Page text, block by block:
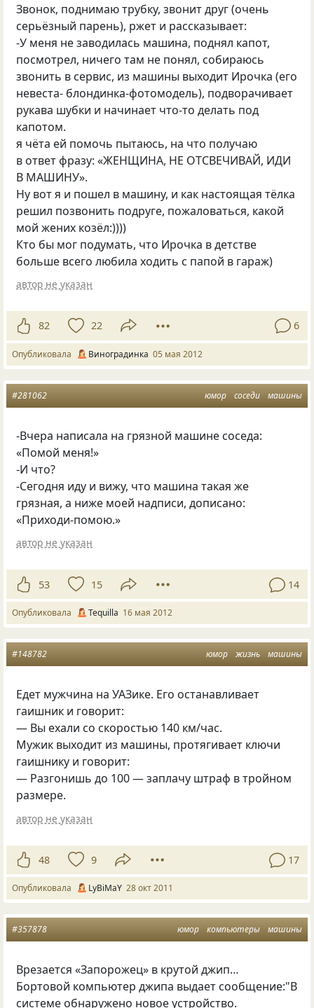
Звонок, поднимаю трубку, звонит друг(очень
серьёзный парень), ржет и рассказывает:
-У меня не заводилась машина, поднял капот,
посмотрел, ничего там не понял, собираюсь
звонить в сервис, из машины выходит Ирочка (его
невеста- блондинка-фотомодель), подворачивает
рукава шубки и начинает что-то делать под
капотом.
я чёта ей помочь пытаюсь, на что получаю
в ответ фразу: «ЖЕНЩИНА, НЕ ОТСВЕЧИВАЙ, ИДИ
В МАШИНУ».
Ну вот я и пошел в машину, и как настоящая тёлка
решил позвонить подруге, пожаловаться, какой
мой жених козёл:))))
Кто бы мог подумать, что Ирочка в детстве
больше всего любила ходить с папой в гараж)
автор не указан
82 22 6
Опубликовала Виноградинка 05 мая 2012
юмор соседи машины
#281062
-Вчера написала на грязной машине соседа:
«Помой меня!»
-И что?
-Сегодня иду и вижу, что машина такая же
грязная, а ниже моей надписи, дописано:
«Приходи-помою.»
автор не указан
53 15 14
Опубликовала Tequilla 16 мая 2012
юмор жизнь машины
#148782
Едет мужчина на УАЗике. Его останавливает
гаишник и говорит:
— Вы ехали со скоростью 140 км/час.
Мужик выходит из машины, протягивает ключи
гаишнику и говорит:
— Разгонишь до 100 — заплачу штраф в тройном
размере.
автор не указан
48 9 17
Опубликовала LyBiMaY 28 окт 2011
юмор компьютеры машины
#357878
Врезается «Запорожец» в крутой джип…
Бортовой компьютер джипа выдает сообщение:"В
системе обнаружено новое устройство.